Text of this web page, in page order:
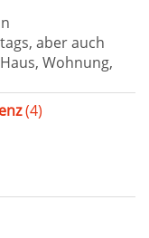
aber auch
Wohnung,
(4)